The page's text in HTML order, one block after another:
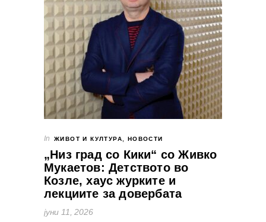
In ЖИВОТ И КУЛТУРА, НОВОСТИ
„Низ град со Кики“ со Живко
Мукаетов: Детството во
Козле, хаус журките и
лекциите за довербата
јуни 11, 2026